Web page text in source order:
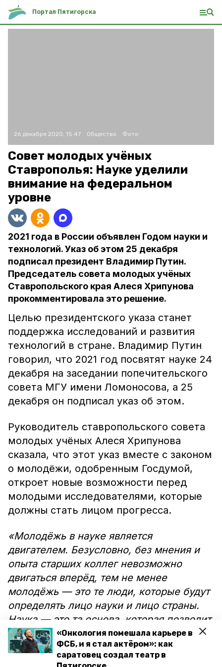
«Онкология помешала карьере в
ФСБ, и я стал актёром»: как
саратовец создал театр в
Портал Пятигорска
26 декабря 2020, 15:47 Общество Фото:
Совет молодых учёных
Ставрополья: Науке уделили
внимание на федеральном
уровне
2021 года в России объявлен Годом науки и
технологий. Указ об этом 25 декабря
подписал президент Владимир Путин.
Председатель совета молодых учёных
Ставропольского края Алеся Хрипунова
прокомментировала это решение.
Целью президентского указа станет
поддержка исследований и развития
технологий в стране. Владимир Путин
говорил, что 2021 год посвятят науке 24
декабря на заседании попечительского
совета МГУ имени Ломоносова, а 25
декабря он подписал указ об этом.
Руководитель ставропольского совета
молодых учёных Алеся Хрипунова
сказала, что этот указ вместе с законом
о молодёжи, одобренным Госдумой,
откроет новые возможности перед
молодыми исследователями, которые
должны стать лицом прогресса.
«Молодёжь в науке является
двигателем. Безусловно, без мнения и
опыта старших коллег невозможно
двигаться вперёд, тем не менее
молодёжь — это те люди, которые будут
определять лицо науки и лицо страны.
Наука — это та основа, которая позволит
стране обеспечить высокий уровень
безопасности и развитие экономики», —
Алесю Хрипунову ИА